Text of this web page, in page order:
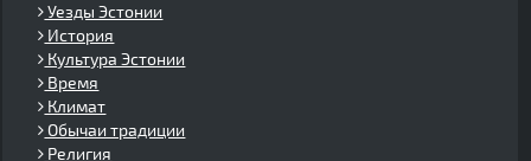
Уезды Эстонии
История
Культура Эстонии
Время
Климат
Обычаи традиции
Религия